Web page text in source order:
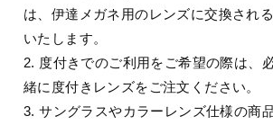
は、伊達メガネ用のレンズに交換され
いたします。
2. 度付きでのご利用をご希望の際は、
緒に度付きレンズをご注文ください。
3. サングラスやカラーレンズ仕様の商